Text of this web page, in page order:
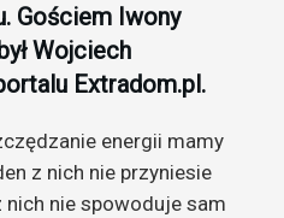
Gościem Iwony
Wojciech
Extradom.pl.
energii mamy
z nich nie przyniesie
nich nie spowoduje sam